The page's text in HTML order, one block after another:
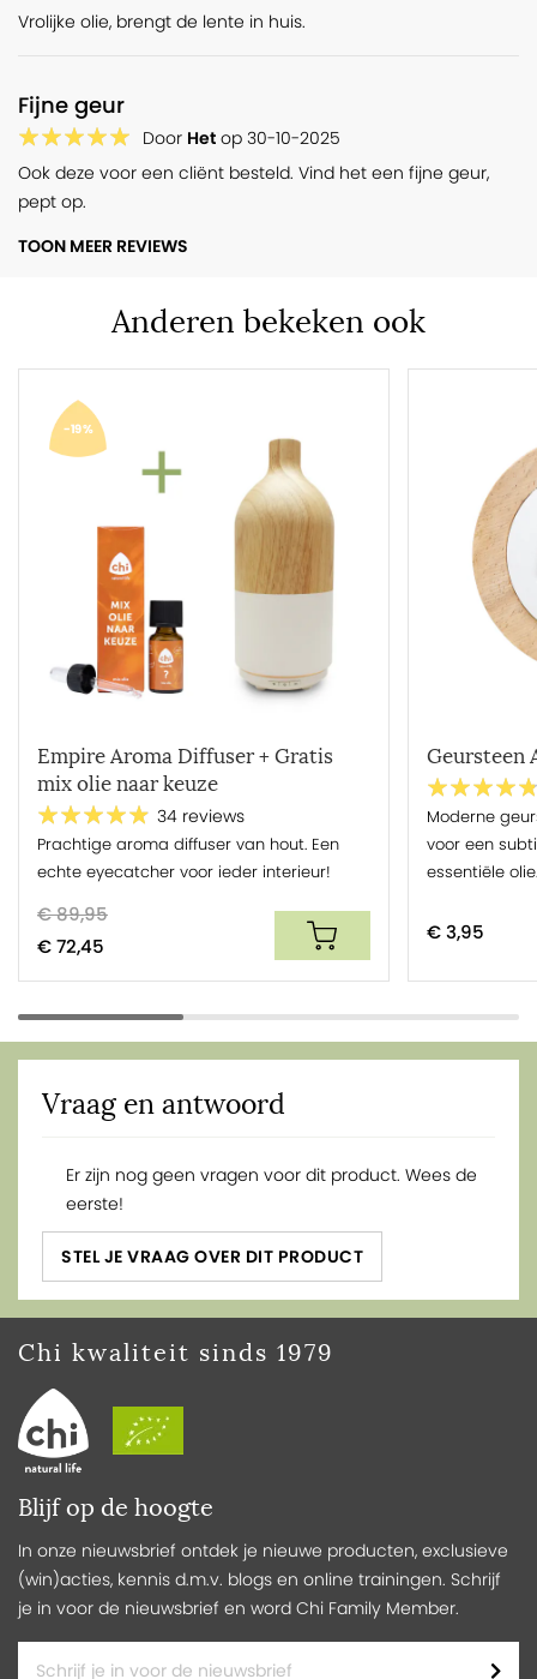
Vrolijke olie, brengt de lente in huis.
Fijne geur
Door Het op 30-10-2025
Ook deze voor een cliënt besteld. Vind het een fijne geur,
pept op.
TOON MEER REVIEWS
Anderen bekeken ook
-19%
Empire Aroma Diffuser + Gratis
mix olie naar keuze
34 reviews
Prachtige aroma diffuser van hout. Een
echte eyecatcher voor ieder interieur!
€ 89,95
€ 72,45
Geursteen
Moderne
voor een
essentiële olie.
€ 3,95
Vraag en antwoord
Er zijn nog geen vragen voor dit product. Wees de
eerste!
STEL JE VRAAG OVER DIT PRODUCT
Blijf op de hoogte
In onze nieuwsbrief ontdek je nieuwe producten, exclusieve
(win)acties, kennis d.m.v. blogs en online trainingen. Schrijf
je in voor de nieuwsbrief en word Chi Family Member.
Chi kwaliteit sinds 1979